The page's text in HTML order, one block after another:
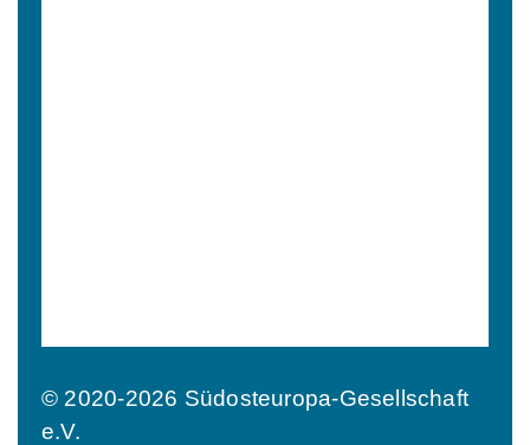
© 2020-2026 Südosteuropa-Gesellschaft
e.V.